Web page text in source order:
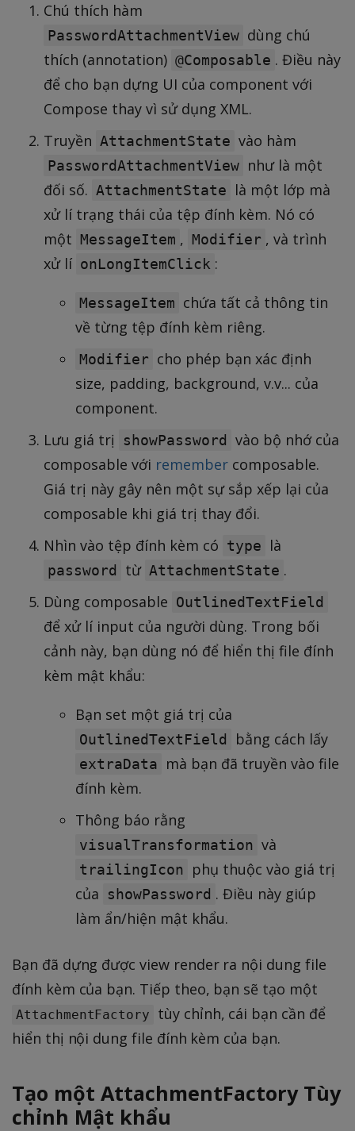
Chú thích hàm
PasswordAttachmentView dùng chú
thích (annotation) @Composable . Điều này
để cho bạn dựng UI của component với
Compose thay vì sử dụng XML.
Truyền AttachmentState vào hàm
PasswordAttachmentView như là một
đối số. AttachmentState
là một lớp mà
xử lí trạng thái của tệp đính kèm. Nó có
một MessageItem , Modifier , và trình
xử lí onLongItemClick :
MessageItem chứa tất cả thông tin
về từng tệp đính kèm riêng.
Modifier cho phép bạn xác định
size, padding, background, v.v... của
component.
Lưu giá trị
showPassword
vào bộ nhớ của
composable với remember composable.
Giá trị này gây nên một sự sắp xếp lại của
composable khi giá trị thay đổi.
Nhìn vào tệp đính kèm có type là
password từ AttachmentState .
Dùng composable OutlinedTextField
để xử lí input của người dùng. Trong bối
cảnh này, bạn dùng nó để hiển thị file đính
kèm mật khẩu:
Bạn set một giá trị của
OutlinedTextField bằng cách lấy
extraData
mà bạn đã truyền vào file
đính kèm.
Thông báo rằng
visualTransformation và
trailingIcon
phụ thuộc vào giá trị
của
showPassword . Điều này giúp
làm ẩn/hiện mật khẩu.
Bạn đã dựng được view render ra nội dung file
đính kèm của bạn. Tiếp theo, bạn sẽ tạo một
AttachmentFactory
tùy chỉnh, cái bạn cần để
hiển thị nội dung file đính kèm của bạn.
Tạo một AttachmentFactory Tùy
chỉnh Mật khẩu